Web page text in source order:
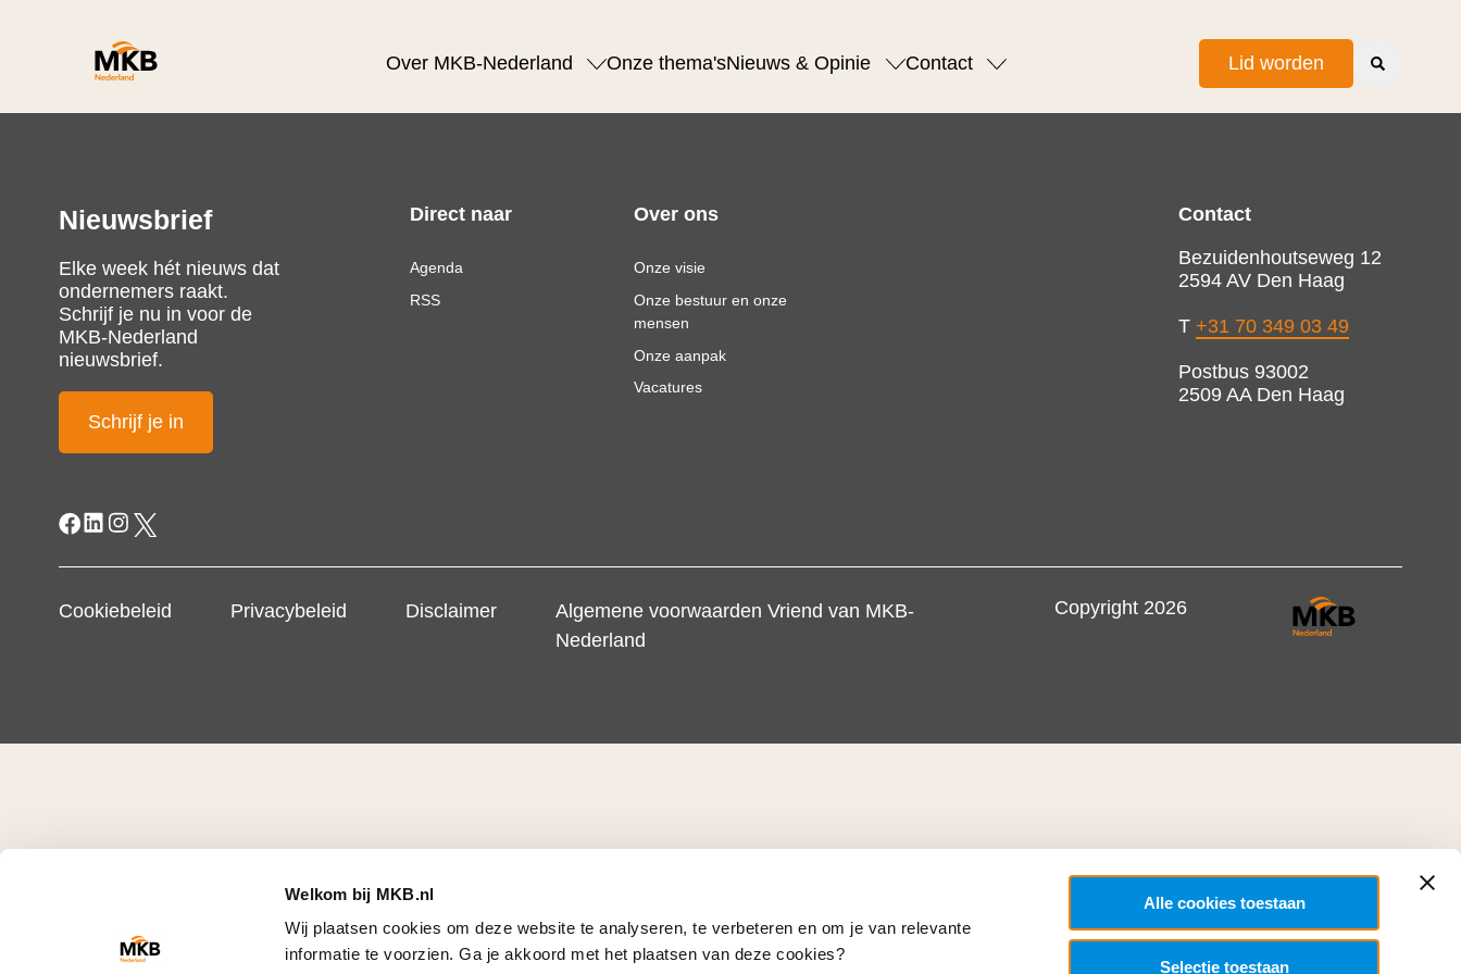
Welkom bij MKB.nl
Wij plaatsen cookies om deze website te analyseren, te verbeteren en om je van relevante
informatie te voorzien. Ga je akkoord met het plaatsen van deze cookies?
Alle cookies toestaan
Selectie toestaan
Over MKB-Nederland Onze thema'sNieuws & Opinie Contact Lid worden
Nieuwsbrief
Elke week hét nieuws dat
ondernemers raakt.
Schrijf je nu in voor de
MKB-Nederland
nieuwsbrief.
Schrijf je in
Direct naar
Agenda
RSS
Over ons
Onze visie
Onze bestuur en onze
mensen
Onze aanpak
Vacatures
Contact
Bezuidenhoutseweg 12
2594 AV Den Haag
T +31 70 349 03 49
Postbus 93002
2509 AA Den Haag
Cookiebeleid Privacybeleid Disclaimer
Algemene voorwaarden Vriend van MKB-
Nederland
Copyright 2026